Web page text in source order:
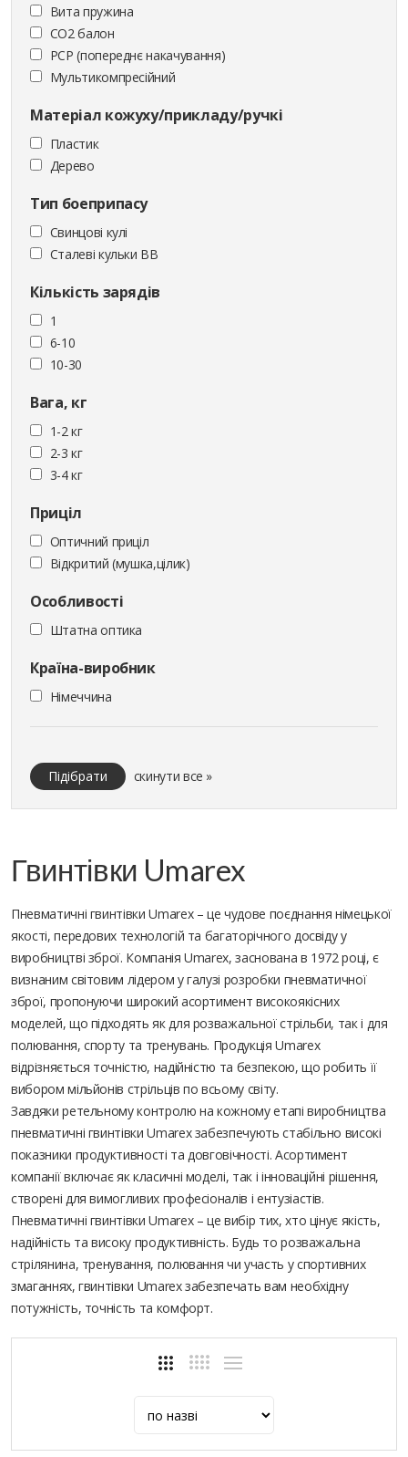
Вита пружина
CO2 балон
PCP (попереднє накачування)
Мультикомпресійний
Матеріал кожуху/прикладу/ручкі
Пластик
Дерево
Тип боеприпасу
Cвинцові кулі
Сталеві кульки ВВ
Кількість зарядів
1
6-10
10-30
Вага, кг
1-2 кг
2-3 кг
3-4 кг
Приціл
Оптичний приціл
Відкритий (мушка,цілик)
Особливості
Штатна оптика
Країна-виробник
Німеччина
Підібрати скинути все »
Гвинтівки Umarex
Пневматичні гвинтівки Umarex – це чудове поєднання німецької
якості, передових технологій та багаторічного досвіду у
виробництві зброї. Компанія Umarex, заснована в 1972 році, є
визнаним світовим лідером у галузі розробки пневматичної
зброї, пропонуючи широкий асортимент високоякісних
моделей, що підходять як для розважальної стрільби, так і для
полювання, спорту та тренувань. Продукція Umarex
відрізняється точністю, надійністю та безпекою, що робить її
вибором мільйонів стрільців по всьому світу.
Завдяки ретельному контролю на кожному етапі виробництва
пневматичні гвинтівки Umarex забезпечують стабільно високі
показники продуктивності та довговічності. Асортимент
компанії включає як класичні моделі, так і інноваційні рішення,
створені для вимогливих професіоналів і ентузіастів.
Пневматичні гвинтівки Umarex – це вибір тих, хто цінує якість,
надійність та високу продуктивність. Будь то розважальна
стрілянина, тренування, полювання чи участь у спортивних
змаганнях, гвинтівки Umarex забезпечать вам необхідну
потужність, точність та комфорт.